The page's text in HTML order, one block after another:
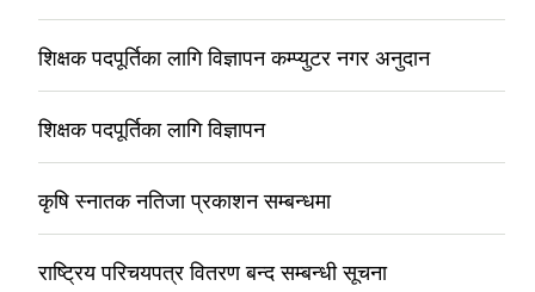
शिक्षक पदपूर्तिका लागि विज्ञापन कम्प्युटर नगर अनुदान
शिक्षक पदपूर्तिका लागि विज्ञापन
कृषि स्नातक नतिजा प्रकाशन सम्बन्धमा
राष्ट्रिय परिचयपत्र वितरण बन्द सम्बन्धी सूचना